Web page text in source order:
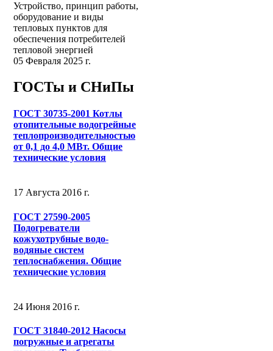
Устройство, принцип работы,
оборудование и виды
тепловых пунктов для
обеспечения потребителей
тепловой энергией
05 Февраля 2025 г.
ГОСТы и СНиПы
ГОСТ 30735-2001 Котлы
отопительные водогрейные
теплопроизводительностью
от 0,1 до 4,0 МВт. Общие
технические условия
17 Августа 2016 г.
ГОСТ 27590-2005
Подогреватели
кожухотрубные водо-
водяные систем
теплоснабжения. Общие
технические условия
24 Июня 2016 г.
ГОСТ 31840-2012 Насосы
погружные и агрегаты